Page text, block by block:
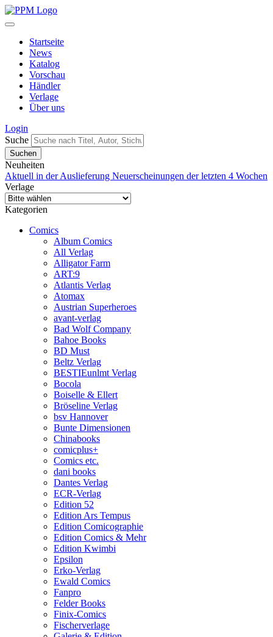
Startseite
News
Katalog
Vorschau
Händler
Verlage
Über uns
Login
Suche
Neuheiten
Aktuell in der Auslieferung Neuerscheinungen der letzten 4 Wochen
Verlage
Kategorien
Comics
Album Comics
All Verlag
Alligator Farm
ART:9
Atlantis Verlag
Atomax
Austrian Superheroes
avant-verlag
Bad Wolf Company
Bahoe Books
BD Must
Beltz Verlag
BESTIEunlmt Verlag
Bocola
Boiselle & Ellert
Bröseline Verlag
bsv Hannover
Bunte Dimensionen
Chinabooks
comicplus+
Comics etc.
dani books
Dantes Verlag
ECR-Verlag
Edition 52
Edition Ars Tempus
Edition Comicographie
Edition Comics & Mehr
Edition Kwimbi
Epsilon
Erko-Verlag
Ewald Comics
Fanpro
Felder Books
Finix-Comics
Fischerverlage